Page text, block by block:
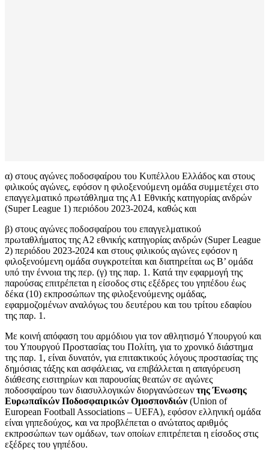
α) στους αγώνες ποδοσφαίρου του Κυπέλλου Ελλάδος και στους
φιλικούς αγώνες, εφόσον η φιλοξενούμενη ομάδα συμμετέχει στο
επαγγελματικό πρωτάθλημα της Α1 Εθνικής κατηγορίας ανδρών
(Super League 1) περιόδου 2023-2024, καθώς και
β) στους αγώνες ποδοσφαίρου του επαγγελματικού
πρωταθλήματος της Α2 εθνικής κατηγορίας ανδρών (Super League
2) περιόδου 2023-2024 και στους φιλικούς αγώνες εφόσον η
φιλοξενούμενη ομάδα συγκροτείται και διατηρείται ως Β’ ομάδα
υπό την έννοια της περ. (γ) της παρ. 1. Κατά την εφαρμογή της
παρούσας επιτρέπεται η είσοδος στις εξέδρες του γηπέδου έως
δέκα (10) εκπροσώπων της φιλοξενούμενης ομάδας,
εφαρμοζομένων αναλόγως του δευτέρου και του τρίτου εδαφίου
της παρ. 1.
Με κοινή απόφαση του αρμόδιου για τον αθλητισμό Υπουργού και
του Υπουργού Προστασίας του Πολίτη, για το χρονικό διάστημα
της παρ. 1, είναι δυνατόν, για επιτακτικούς λόγους προστασίας της
δημόσιας τάξης και ασφάλειας, να επιβάλλεται η απαγόρευση
διάθεσης εισιτηρίων και παρουσίας θεατών σε αγώνες
ποδοσφαίρου των διασυλλογικών διοργανώσεων της Ένωσης
Ευρωπαϊκών Ποδοσφαιρικών Ομοσπονδιών (Union of
European Football Associations – UEFA), εφόσον ελληνική ομάδα
είναι γηπεδούχος, και να προβλέπεται ο ανώτατος αριθμός
εκπροσώπων των ομάδων, των οποίων επιτρέπεται η είσοδος στις
εξέδρες του γηπέδου.